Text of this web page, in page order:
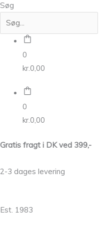
Søg
0
kr.0,00
0
kr.0,00
Gratis fragt i DK ved 399,-
2-3 dages levering
Est. 1983